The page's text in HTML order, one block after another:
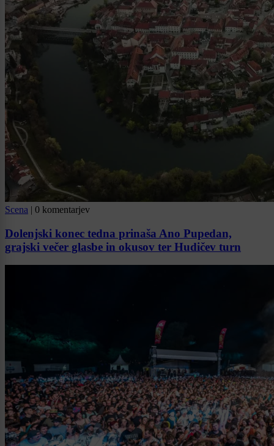
Scena | 0 komentarjev
Dolenjski konec tedna prinaša Ano Pupedan,
grajski večer glasbe in okusov ter Hudičev turn